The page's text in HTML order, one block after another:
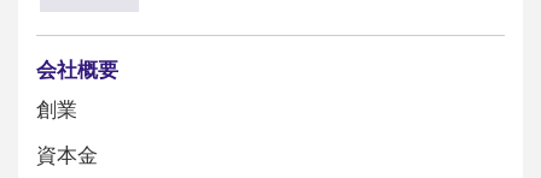
会社概要
創業
資本金